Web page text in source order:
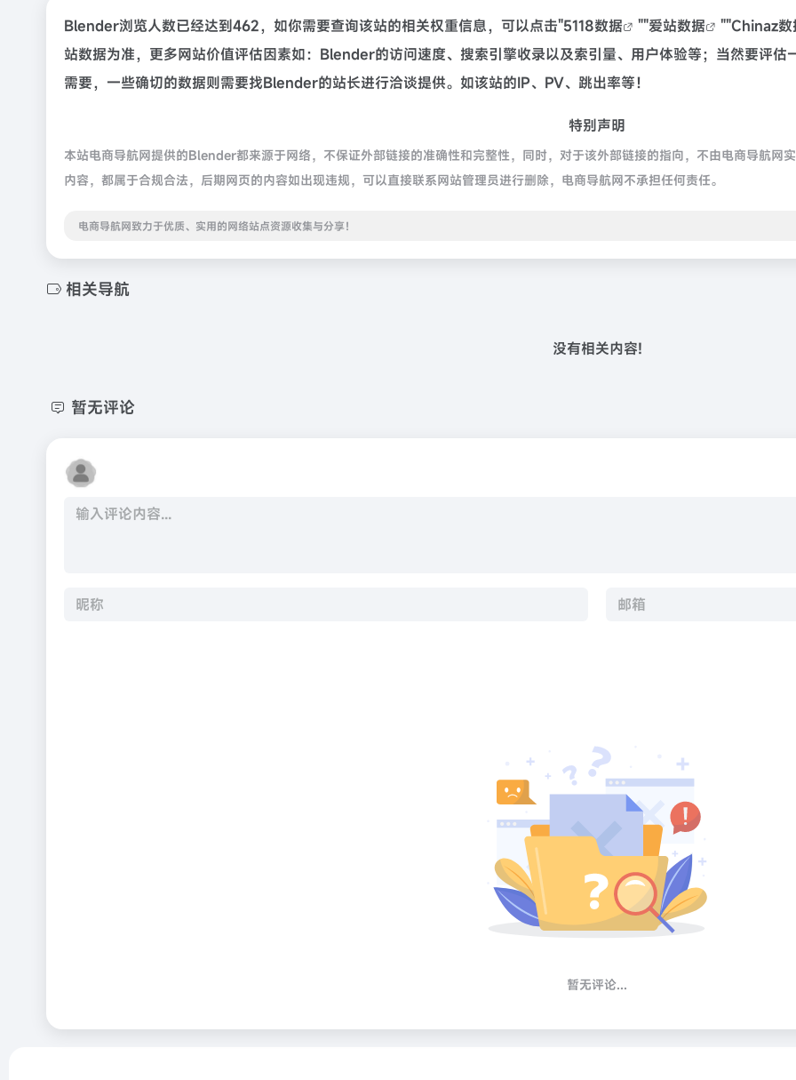
Blender浏览人数已经达到462，如你需要查询该站的相关权重信息，可以点击"5118数据 ""爱站数据 ""Chinaz数
站数据为准，更多网站价值评估因素如：Blender的访问速度、搜索引擎收录以及索引量、用户体验等；当然要评
需要，一些确切的数据则需要找Blender的站长进行洽谈提供。如该站的IP、PV、跳出率等！
特别声明
本站电商导航网提供的Blender都来源于网络，不保证外部链接的准确性和完整性，同时，对于该外部链接的指向，不由电商导航网
内容，都属于合规合法，后期网页的内容如出现违规，可以直接联系网站管理员进行删除，电商导航网不承担任何责任。
电商导航网致力于优质、实用的网络站点资源收集与分享！
相关导航
没有相关内容!
暂无评论
暂无评论...